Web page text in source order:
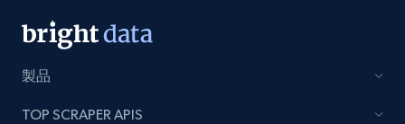
991+ 162+
Lowes.com - Collect records by category
製品
TOP SCRAPER APIS